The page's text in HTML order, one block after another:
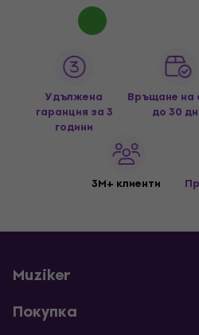
Удължена
гаранция за 3
години
Връщане на
до 30
3M+ клиенти
Muziker
Покупка